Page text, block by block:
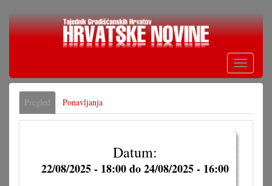
Skoči
Toggle
Primarne
oznake
Pregled (aktivna
oznaka)
Ponavljanja
Datum:
22/08/2025 - 18:00do24/08/2025 - 16:00